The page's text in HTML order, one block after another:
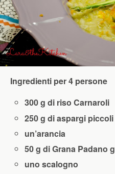
Ingredienti per 4 persone
300 g di riso Carnaroli
250 g di aspargi piccoli
un’arancia
50 g di Grana Padano
uno scalogno